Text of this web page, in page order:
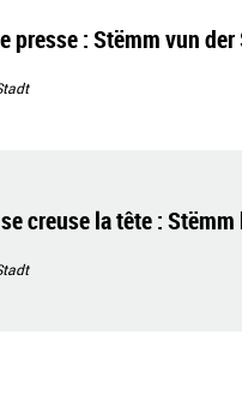
presse : Stëmm vun
creuse la tête :